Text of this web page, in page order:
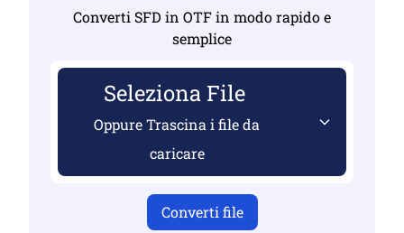
Converti SFD in OTF in modo rapido e
semplice
Seleziona File
Oppure Trascina i file da
caricare
Converti file